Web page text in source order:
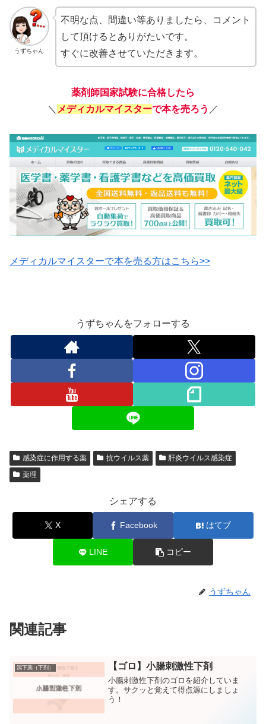
うずちゃん
不明な点、間違い等ありましたら、コメント
して頂けるとありがたいです。
すぐに改善させていただきます。
薬剤師国家試験に合格したら
＼ メディカルマイスターで本を売ろう ／
メディカルマイスターで本を売る方はこちら>>
うずちゃんをフォローする
感染症に作用する薬 抗ウイルス薬
肝炎ウイルス感染症
薬理
シェアする
X Facebook はてブ
LINE コピー
うずちゃん
関連記事
瀉下薬（下剤） 【ゴロ】小腸刺激性下剤
小腸刺激性下剤のゴロを紹介していま
す。サクッと覚えて得点源にしましょ
う！